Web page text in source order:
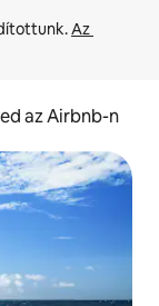
Az
az Airbnb-n